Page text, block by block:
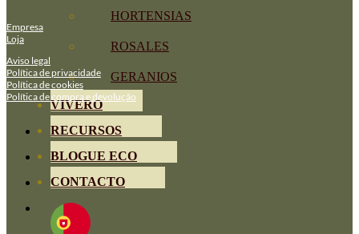
HORTENSIAS
ROSALES
GERANIOS
VIVERO
RECURSOS
BLOGUE ECO
CONTACTO
Empresa
Loja
Aviso legal
Política de privacidade
Política de cookies
Política de compra e devolução